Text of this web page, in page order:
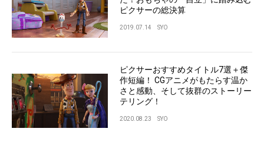
ピクサーの総決算
2019.07.14 SYO
ピクサーおすすめタイトル7選＋傑
作短編！ CGアニメがもたらす温か
さと感動、そして抜群のストーリー
テリング！
2020.08.23 SYO